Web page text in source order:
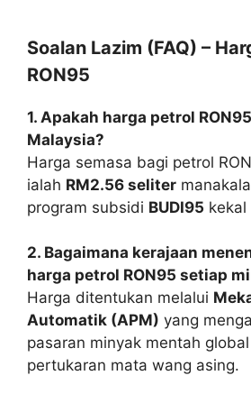
Soalan Lazim (FAQ) –
RON95
1. Apakah harga petrol
Malaysia?
Harga semasa bagi petrol
ialah RM2.56 seliter
program subsidi BUDI95 kekal
2. Bagaimana kerajaan
harga petrol RON95 setiap
Harga ditentukan melalui
Automatik (APM) yang
pasaran minyak mentah
pertukaran mata wang asing.